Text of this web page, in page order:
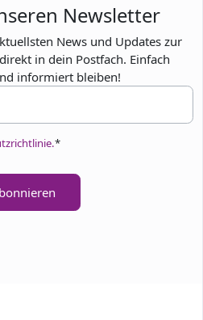
Newsletter
News und Updates zur
in dein Postfach. Einfach
informiert bleiben!
*